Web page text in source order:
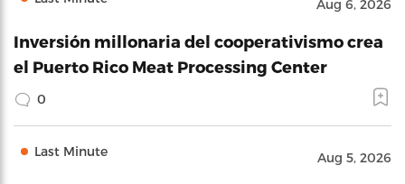
Aug 6, 2026
Inversión millonaria del cooperativismo crea
el Puerto Rico Meat Processing Center
0
Last Minute Aug 5, 2026